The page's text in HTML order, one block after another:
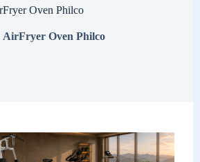
Oven Philco
AirFryer Oven Philco